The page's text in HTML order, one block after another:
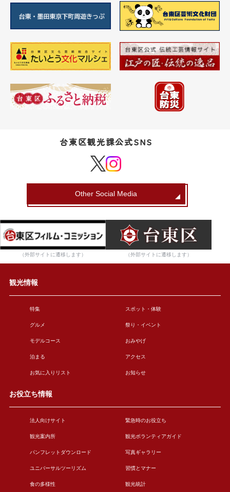
台東区観光課公式SNS
Other Social Media
（外部サイトに遷移します） （外部サイトに遷移します）
観光情報
特集 スポット・体験
グルメ 祭り・イベント
モデルコース おみやげ
泊まる アクセス
お気に入りリスト お知らせ
お役立ち情報
法人向けサイト 緊急時のお役立ち
観光案内所 観光ボランティアガイド
パンフレットダウンロード 写真ギャラリー
ユニバーサルツーリズム 習慣とマナー
食の多様性 観光統計